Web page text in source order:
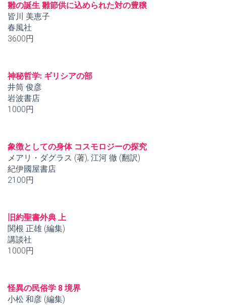
雛の誕生 雛節供に込められた対の豊穣
皆川 美恵子
春風社
3600円
神秘哲学: ギリシアの部
井筒 俊彦
岩波書店
1000円
象徴としての身体 コスモロジーの探究
メアリ・ダグラス (著), 江河 徹 (翻訳)
紀伊國屋書店
2100円
旧約聖書外典 上
関根 正雄 (編集)
講談社
1000円
怪異の民俗学 8 境界
小松 和彦 (編集)